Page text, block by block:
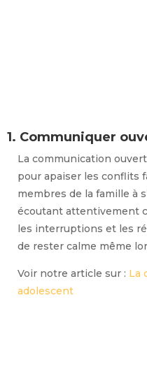
1. Communiquer
La communication
pour apaiser les conflits
membres de la famille à
écoutant attentivement
les interruptions et les
de rester calme même
Voir notre article sur : La
adolescent